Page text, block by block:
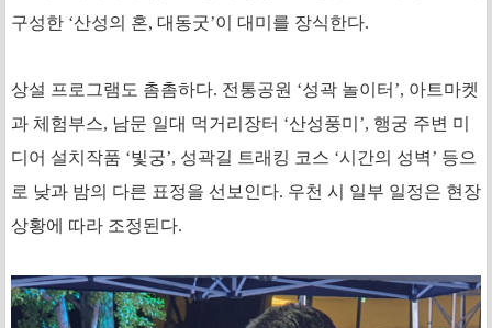
구성한 ‘산성의 혼, 대동굿’이 대미를 장식한다.
상설 프로그램도 촘촘하다. 전통공원 ‘성곽 놀이터’, 아트마켓
과 체험부스, 남문 일대 먹거리장터 ‘산성풍미’, 행궁 주변 미
디어 설치작품 ‘빛궁’, 성곽길 트래킹 코스 ‘시간의 성벽’ 등으
로 낮과 밤의 다른 표정을 선보인다. 우천 시 일부 일정은 현장
상황에 따라 조정된다.